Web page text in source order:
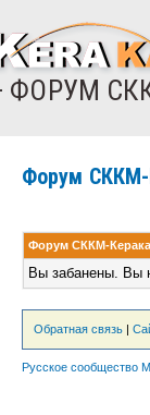
ФОРУМ
Форум
Форум СККМ-
Вы забанены. Вы
Обратная связь |
Русское сообщество